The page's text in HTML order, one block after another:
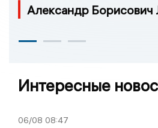
Александр Борисович
Интересные
06/08 08:47